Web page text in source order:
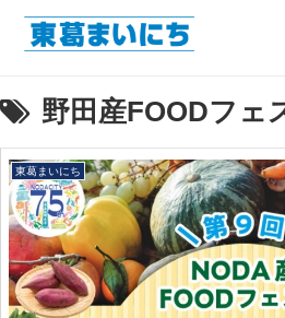
野田産FOODフェ
東葛まいにち